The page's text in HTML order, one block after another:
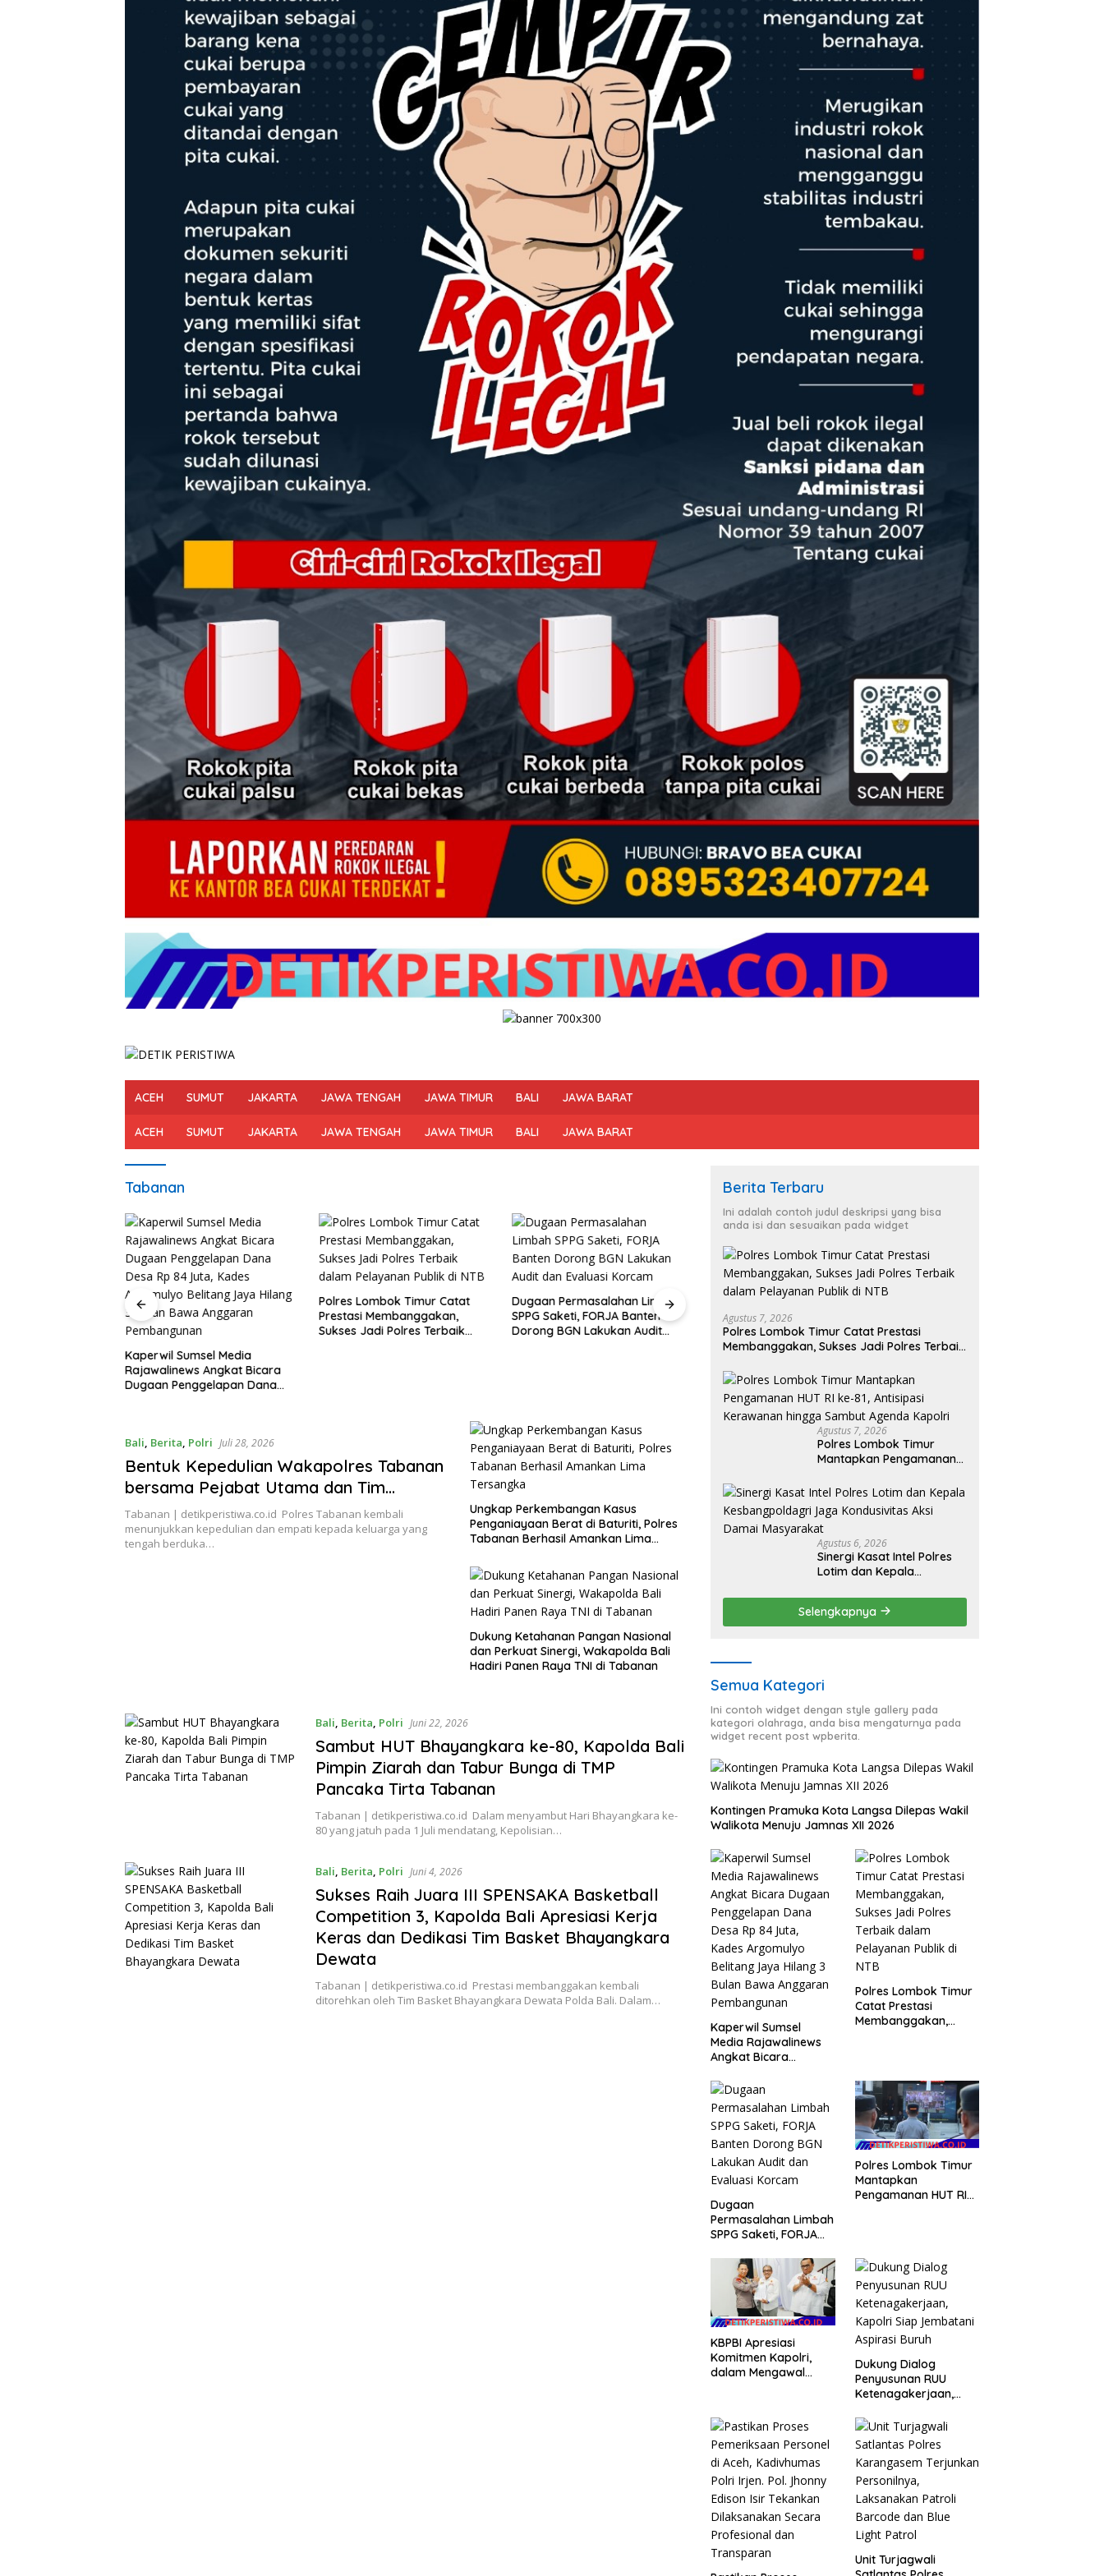
ACEH SUMUT JAKARTA JAWA TENGAH JAWA TIMUR BALI JAWA BARAT
ACEH SUMUT JAKARTA JAWA TENGAH JAWA TIMUR BALI JAWA BARAT
Tabanan
Kaperwil Sumsel Media
Rajawalinews Angkat Bicara
Dugaan Penggelapan Dana
Pembangunan
Polres Lombok Timur Catat
Prestasi Membanggakan,
Sukses Jadi Polres Terbaik
Dugaan Permasalahan Limbah
SPPG Saketi, FORJA Banten
Dorong BGN Lakukan Audit
Polres Lombok Timur
Mantapkan Pengamanan HUT
RI ke-81, Antisipasi Kerawanan
hingga Sambut Agenda Kapolri
KBPBI Apresiasi Komitmen
Kapolri, dalam Mengawal
Aspirasi dalam Pembahasan
Bali, Berita, Polri Juli 28, 2026
Bentuk Kepedulian Wakapolres Tabanan
bersama Pejabat Utama dan Tim
Konseling Polres Tabanan, Berikan
Konseling dan Tali Asih kepada Keluarga
Almarhum I Ketut Darmawan
Tabanan | detikperistiwa.co.id Polres Tabanan kembali
menunjukkan kepedulian dan empati kepada keluarga yang
tengah berduka…
Ungkap Perkembangan Kasus
Penganiayaan Berat di Baturiti, Polres
Tabanan Berhasil Amankan Lima
Dukung Ketahanan Pangan Nasional
dan Perkuat Sinergi, Wakapolda Bali
Hadiri Panen Raya TNI di Tabanan
Bali, Berita, Polri Juni 22, 2026
Sambut HUT Bhayangkara ke-80, Kapolda Bali
Pimpin Ziarah dan Tabur Bunga di TMP
Pancaka Tirta Tabanan
Tabanan | detikperistiwa.co.id Dalam menyambut Hari Bhayangkara ke-
80 yang jatuh pada 1 Juli mendatang, Kepolisian…
Bali, Berita, Polri Juni 4, 2026
Sukses Raih Juara III SPENSAKA Basketball
Competition 3, Kapolda Bali Apresiasi Kerja
Keras dan Dedikasi Tim Basket Bhayangkara
Dewata
Tabanan | detikperistiwa.co.id Prestasi membanggakan kembali
ditorehkan oleh Tim Basket Bhayangkara Dewata Polda Bali. Dalam…
Berita Terbaru
Ini adalah contoh judul deskripsi yang bisa
anda isi dan sesuaikan pada widget
Agustus 7, 2026
Polres Lombok Timur Catat Prestasi
Membanggakan, Sukses Jadi Polres Terbaik
Agustus 7, 2026
Polres Lombok Timur
Mantapkan Pengamanan
Kerawanan hingga
Sambut Agenda Kapolri
Agustus 6, 2026
Sinergi Kasat Intel Polres
Lotim dan Kepala
Kondusivitas Aksi Damai
Masyarakat
Selengkapnya
Semua Kategori
Ini contoh widget dengan style gallery pada
kategori olahraga, anda bisa mengaturnya pada
widget recent post wpberita.
Kontingen Pramuka Kota Langsa Dilepas Wakil
Walikota Menuju Jamnas XII 2026
Kaperwil Sumsel
Media Rajawalinews
Angkat Bicara
Dana Desa Rp 84
Juta, Kades
Argomulyo Belitang
Jaya Hilang 3 Bulan
Bawa Anggaran
Pembangunan
Polres Lombok Timur
Catat Prestasi
Membanggakan,
NTB
Dugaan
Permasalahan Limbah
SPPG Saketi, FORJA
Lakukan Audit dan
Evaluasi Korcam
Polres Lombok Timur
Mantapkan
Pengamanan HUT RI
KBPBI Apresiasi
Komitmen Kapolri,
dalam Mengawal
Ketenagakerjaan
Dukung Dialog
Penyusunan RUU
Ketenagakerjaan,
Jembatani Aspirasi
Buruh
Unit Turjagwali